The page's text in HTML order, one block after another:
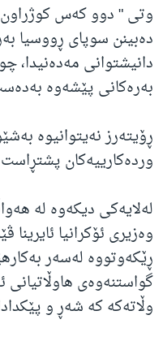
وتی " دوو کەس
دەبینن سوپای ڕووسیا
دانیشتوانی مەدەنیدا،
بەرەکانی پێشەوە
ڕۆیتەرز نەیتوانیوە
وردەکارییەکان
لەلایەکی دیکەوە لە
وەزیری ئۆکرانیا
گواستنەوەی هاوڵاتیانی
وڵاتەکە کە شەڕ و